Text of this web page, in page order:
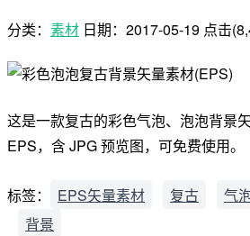
分类： 素材 日期： 2017-05-19 点击
这是一款复古的彩色气泡、泡泡背景
EPS，含 JPG 预览图，可免费使用。
标签： EPS矢量素材 复古 气
背景